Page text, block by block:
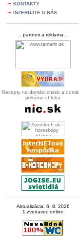
~ KONTAKTY
~ INZERUJTE U NÁS
.. partneri a reklama ..
Recepty na domáci chlieb a
pekárne chleba
Aktualizácia: 6. 8. 2026
1 zvedavec online